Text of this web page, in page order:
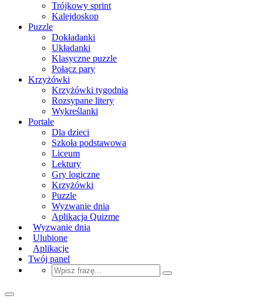
Trójkowy sprint
Kalejdoskop
Puzzle
Dokładanki
Układanki
Klasyczne puzzle
Połącz pary
Krzyżówki
Krzyżówki tygodnia
Rozsypane litery
Wykreślanki
Portale
Dla dzieci
Szkoła podstawowa
Liceum
Lektury
Gry logiczne
Krzyżówki
Puzzle
Wyzwanie dnia
Aplikacja Quizme
Wyzwanie dnia
Ulubione
Aplikacje
Twój panel